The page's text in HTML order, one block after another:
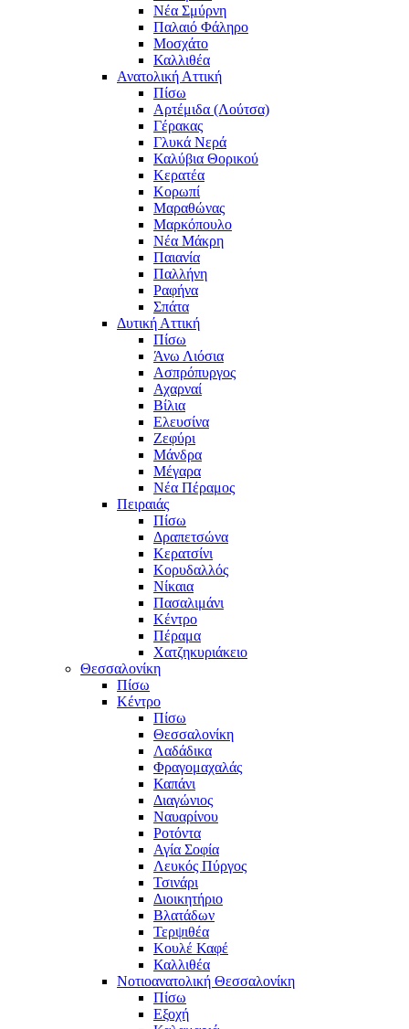
Νέα Σμύρνη
Παλαιό Φάληρο
Μοσχάτο
Καλλιθέα
Ανατολική Αττική
Πίσω
Αρτέμιδα (Λούτσα)
Γέρακας
Γλυκά Νερά
Καλύβια Θορικού
Κερατέα
Κορωπί
Μαραθώνας
Μαρκόπουλο
Νέα Μάκρη
Παιανία
Παλλήνη
Ραφήνα
Σπάτα
Δυτική Αττική
Πίσω
Άνω Λιόσια
Ασπρόπυργος
Αχαρναί
Βίλια
Ελευσίνα
Ζεφύρι
Μάνδρα
Μέγαρα
Νέα Πέραμος
Πειραιάς
Πίσω
Δραπετσώνα
Κερατσίνι
Κορυδαλλός
Νίκαια
Πασαλιμάνι
Κέντρο
Πέραμα
Χατζηκυριάκειο
Θεσσαλονίκη
Πίσω
Κέντρο
Πίσω
Θεσσαλονίκη
Λαδάδικα
Φραγομαχαλάς
Καπάνι
Διαγώνιος
Ναυαρίνου
Ροτόντα
Αγία Σοφία
Λευκός Πύργος
Τσινάρι
Διοικητήριο
Βλατάδων
Τερψιθέα
Κουλέ Καφέ
Καλλιθέα
Νοτιοανατολική Θεσσαλονίκη
Πίσω
Εξοχή